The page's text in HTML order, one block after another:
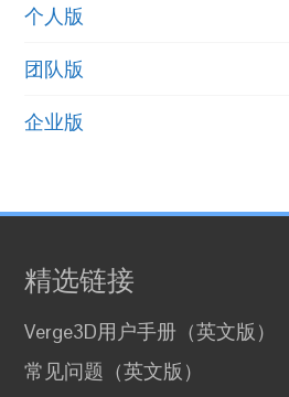
个人版
团队版
企业版
精选链接
Verge3D用户手册（英文版）
常见问题（英文版）